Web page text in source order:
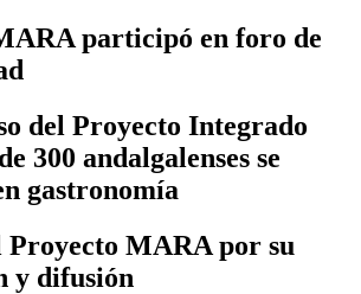
participó en foro de
del Proyecto Integrado
300 andalgalenses se
gastronomía
MARA por su
y difusión